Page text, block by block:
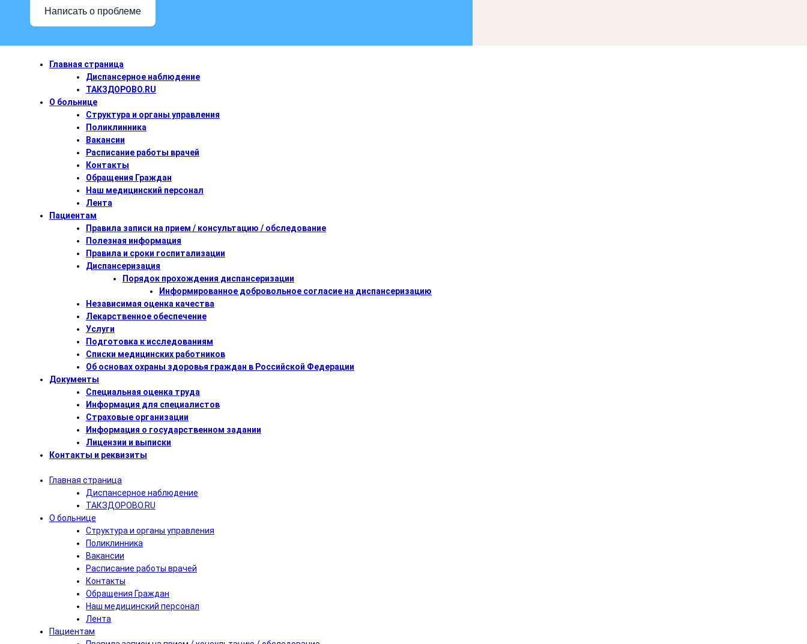
Написать о проблеме
Главная страница
Диспансерное наблюдение
ТАКЗДОРОВО.RU
О больнице
Структура и органы управления
Поликлинника
Вакансии
Расписание работы врачей
Контакты
Обращения Граждан
Наш медицинский персонал
Лента
Пациентам
Правила записи на прием / консультацию / обследование
Полезная информация
Правила и сроки госпитализации
Диспансеризация
Порядок прохождения диспансеризации
Информированное добровольное согласие на диспансеризацию
Независимая оценка качества
Лекарственное обеспечение
Услуги
Подготовка к исследованиям
Списки медицинских работников
Об основах охраны здоровья граждан в Российской Федерации
Документы
Специальная оценка труда
Информация для специалистов
Страховые организации
Информация о государственном задании
Лицензии и выписки
Контакты и реквизиты
Главная страница
Диспансерное наблюдение
ТАКЗДОРОВО.RU
О больнице
Структура и органы управления
Поликлинника
Вакансии
Расписание работы врачей
Контакты
Обращения Граждан
Наш медицинский персонал
Лента
Пациентам